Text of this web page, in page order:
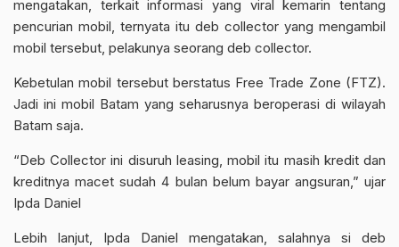
mengatakan, terkait informasi yang viral kemarin tentang
pencurian mobil, ternyata itu deb collector yang mengambil
mobil tersebut, pelakunya seorang deb collector.
Kebetulan mobil tersebut berstatus Free Trade Zone (FTZ).
Jadi ini mobil Batam yang seharusnya beroperasi di wilayah
Batam saja.
“Deb Collector ini disuruh leasing, mobil itu masih kredit dan
kreditnya macet sudah 4 bulan belum bayar angsuran,” ujar
Ipda Daniel
Lebih lanjut, Ipda Daniel mengatakan, salahnya si deb